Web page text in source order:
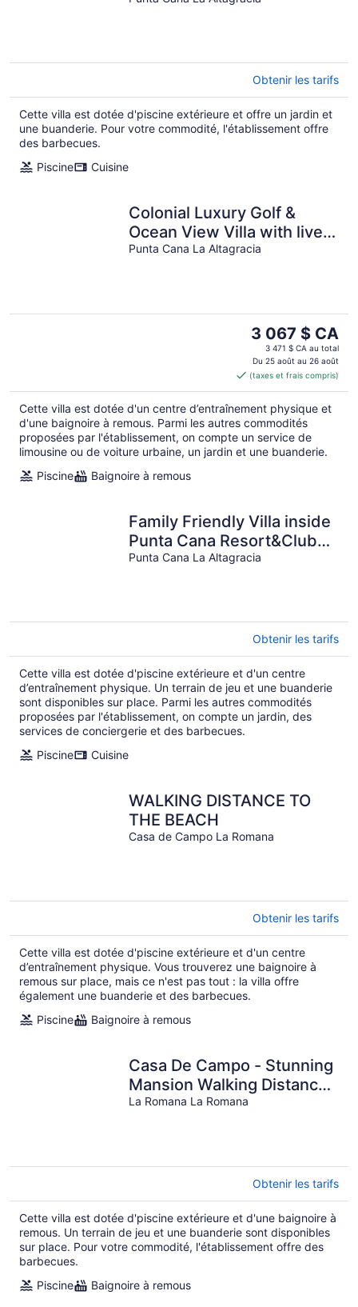
Obtenir les tarifs
Cette villa est dotée d'piscine extérieure et offre un jardin et
une buanderie. Pour votre commodité, l'établissement offre
des barbecues.
Piscine
Cuisine
Colonial Luxury Golf &
Ocean View Villa with live-
in butler, chef & maid (5
Punta Cana La Altagracia
Le
prix
est
de 3 067 $ CA
par
nuit
3 067 $ CA
3 471 $ CA au total
Du 25 août au 26 août
(taxes et frais compris)
Cette villa est dotée d'un centre d’entraînement physique et
d'une baignoire à remous. Parmi les autres commodités
proposées par l'établissement, on compte un service de
limousine ou de voiture urbaine, un jardin et une buanderie.
Piscine
Baignoire à remous
Family Friendly Villa inside
Punta Cana Resort&Club
with maid included!
Punta Cana La Altagracia
Obtenir les tarifs
Cette villa est dotée d'piscine extérieure et d'un centre
d’entraînement physique. Un terrain de jeu et une buanderie
sont disponibles sur place. Parmi les autres commodités
proposées par l'établissement, on compte un jardin, des
services de conciergerie et des barbecues.
Piscine
Cuisine
WALKING DISTANCE TO
THE BEACH
Casa de Campo La Romana
Obtenir les tarifs
Cette villa est dotée d'piscine extérieure et d'un centre
d’entraînement physique. Vous trouverez une baignoire à
remous sur place, mais ce n'est pas tout : la villa offre
également une buanderie et des barbecues.
Piscine
Baignoire à remous
Casa De Campo - Stunning
Mansion Walking Distance
to the Beach
La Romana La Romana
Obtenir les tarifs
Cette villa est dotée d'piscine extérieure et d'une baignoire à
remous. Un terrain de jeu et une buanderie sont disponibles
sur place. Pour votre commodité, l'établissement offre des
barbecues.
Piscine
Baignoire à remous